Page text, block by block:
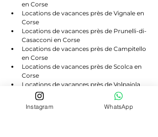
en Corse
Locations de vacances près de Vignale en
Corse
Locations de vacances près de Prunelli-di-
Casacconi en Corse
Locations de vacances près de Campitello
en Corse
Locations de vacances près de Scolca en
Corse
Locations de vacances près de Volpajola
en Corse
Locations de vacances près de Lento en
Corse
Instagram WhatsApp